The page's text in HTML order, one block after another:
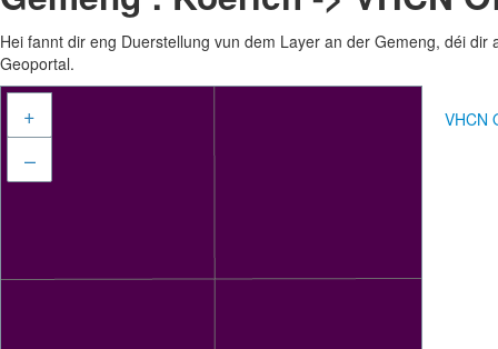
Hei fannt dir eng Duerstellung vun dem Layer an der Gemeng, déi
Geoportal.
+
–
VHCN